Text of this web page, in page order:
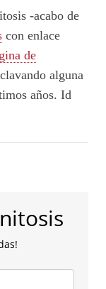
-acabo de
con enlace
de
alguna
años. Id